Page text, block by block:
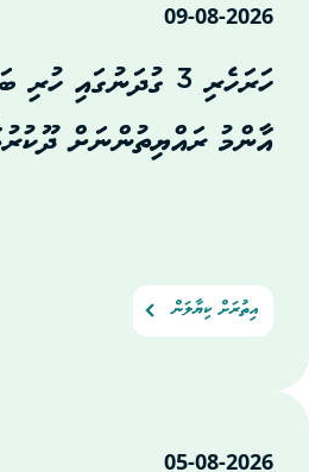
09-08-2026
ހަރަހެރި 3 ގުދަނުގައި
އާންމު ރައްޔިތުންނަށް
އިތުރަށް ކިޔާލަން
05-08-2026